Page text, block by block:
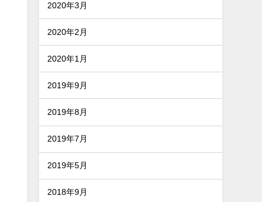
2020年3月
2020年2月
2020年1月
2019年9月
2019年8月
2019年7月
2019年5月
2018年9月